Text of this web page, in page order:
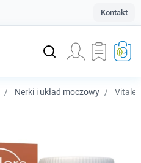
Kontakt
Nerki i układ moczowy